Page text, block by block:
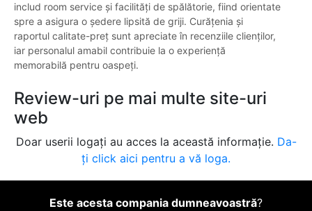
includ room service și facilități de spălătorie, fiind orientate
spre a asigura o ședere lipsită de griji. Curățenia și
raportul calitate-preț sunt apreciate în recenziile clienților,
iar personalul amabil contribuie la o experiență
memorabilă pentru oaspeți.
Review-uri pe mai multe site-uri
web
Doar userii logați au acces la această informație. Da-
ți click aici pentru a vă loga.
Este acesta compania dumneavoastră?